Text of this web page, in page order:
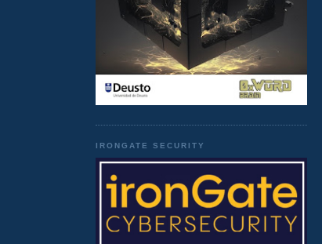
IRONGATE SECURITY